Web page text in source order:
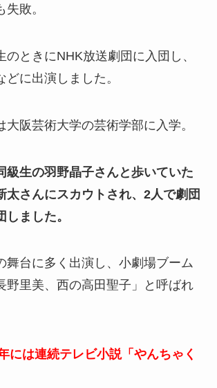
敗。
のときにNHK放送劇団に入団し、
どに出演しました。
大阪芸術大学の芸術学部に入学。
級生の羽野晶子さんと歩いていた
太さんにスカウトされ、2人で劇団
ました。
舞台に多く出演し、小劇場ブーム
野里美、西の高田聖子」と呼ばれ
には連続テレビ小説「やんちゃく